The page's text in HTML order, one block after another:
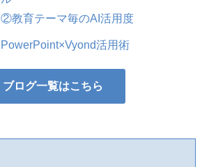
②教育テーマ毎のAI活用度
PowerPoint×Vyond活用術
ブログ一覧はこちら